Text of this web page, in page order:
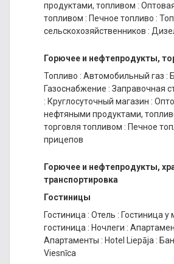
продуктами, топливом :
топливом : Печное топливо :
сельскохозяйственников :
Горючее и нефтепродукты,
Топливо : Автомобильный газ :
Газоснабжение : Заправочная
: Круглосуточный магазин :
нефтяными продуктами,
торговля топливом : Печное
прицепов
Горючее и нефтепродукты,
транспортировка
Гостиницы
Гостиница : Отель : Гостиница у
гостиница : Ночлеги :
Апартаменты : Hotel Liepāja :
Viesnīca